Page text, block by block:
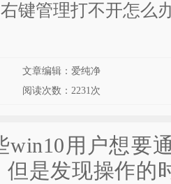
键管理打不开怎么
文章编辑：爱纯净
阅读次数： 2231次
用户想要通
但是发现操作的